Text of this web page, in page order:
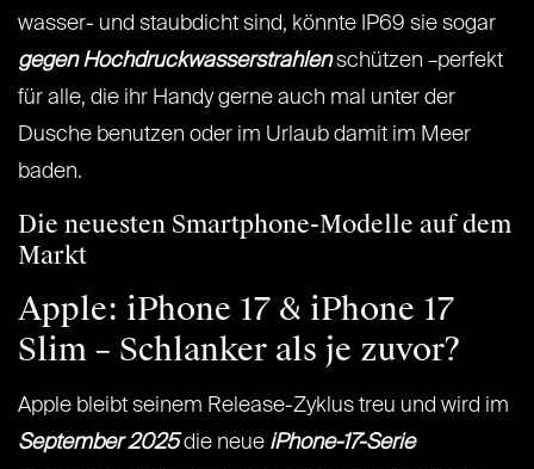
wasser- und staubdicht sind, könnte IP69 sie sogar
gegen Hochdruckwasserstrahlenschützen –perfekt
für alle, die ihr Handy gerne auch mal unter der
Dusche benutzen oder im Urlaub damit im Meer
baden.
Die neuesten Smartphone-Modelle auf dem
Markt
Apple: iPhone 17 & iPhone 17
Slim – Schlanker als je zuvor?
Apple bleibt seinem Release-Zyklus treu und wird im
September 2025die neue iPhone-17-Serie